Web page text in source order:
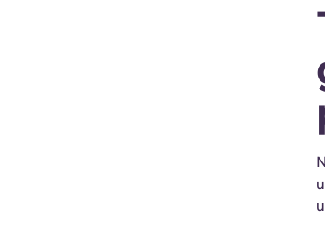
Yugo x VCARB : À
nouvelle ère pour le
Yugo Le partenariat novateur
VCARB alimente l'innovation,